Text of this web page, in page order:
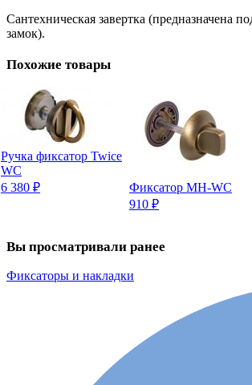
Сантехническая завертка (предназначена
замок).
Похожие товары
Ручка фиксатор Twice
WC
6 380 ₽
Фиксатор MH-WC
910 ₽
Вы просматривали ранее
Фиксаторы и накладки